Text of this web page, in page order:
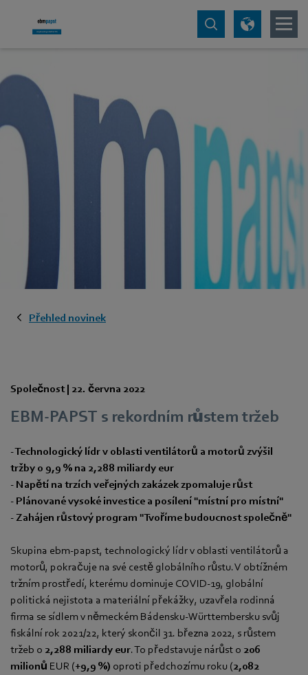
Přehled novinek
Společnost | 22. června 2022
EBM-PAPST s rekordním růstem tržeb
- Technologický lídr v oblasti ventilátorů a motorů zvýšil
tržby o 9,9 % na 2,288 miliardy eur
- Napětí na trzích veřejných zakázek zpomaluje růst
- Plánované vysoké investice a posílení "místní pro místní"
- Zahájen růstový program "Tvoříme budoucnost společně"
Skupina ebm-papst, technologický lídr v oblasti ventilátorů a
motorů, pokračuje na své cestě globálního růstu. V obtížném
tržním prostředí, kterému dominuje COVID-19, globální
politická nejistota a materiální překážky, uzavřela rodinná
firma se sídlem v německém Bádensku-Württembersku svůj
fiskální rok 2021/22, který skončil 31. března 2022, s růstem
tržeb o 2,288 miliardy eur. To představuje nárůst o 206
milionů EUR (+9,9 %) oproti předchozímu roku (2,082